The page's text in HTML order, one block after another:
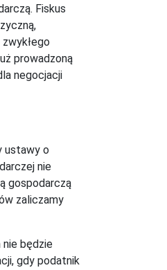
Fiskus
prowadzoną
negocjacji
ustawy o
nie
gospodarczą
zaliczamy
nie będzie
gdy podatnik